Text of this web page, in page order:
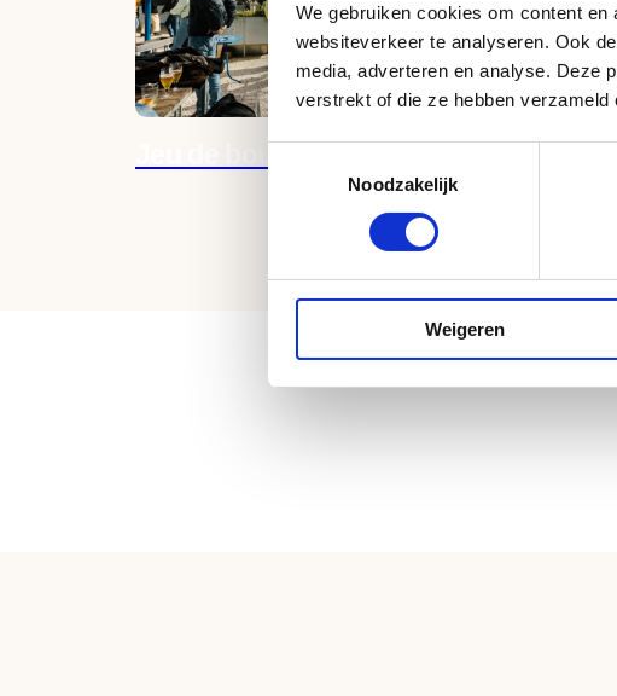
We gebruiken cookies om content
websiteverkeer te analyseren. Ook
media, adverteren en analyse. Deze
verstrekt of die ze hebben
Noodzakelijk
Weigeren